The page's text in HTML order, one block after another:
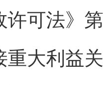
许可法》
重大利益